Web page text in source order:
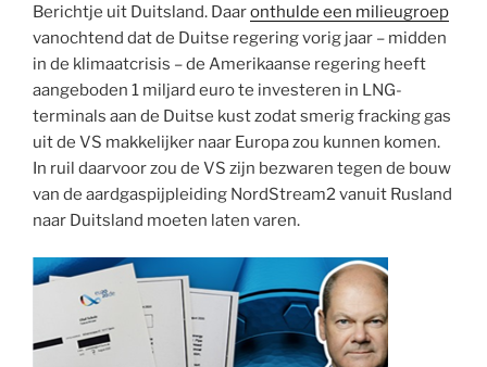
Berichtje uit Duitsland. Daaronthulde een milieugroep
vanochtend dat de Duitse regering vorig jaar – midden
in de klimaatcrisis – de Amerikaanse regering heeft
aangeboden 1 miljard euro te investeren in LNG-
terminals aan de Duitse kust zodat smerig fracking gas
uit de VS makkelijker naar Europa zou kunnen komen.
In ruil daarvoor zou de VS zijn bezwaren tegen de bouw
van de aardgaspijpleiding NordStream2 vanuit Rusland
naar Duitsland moeten laten varen.